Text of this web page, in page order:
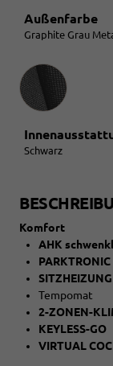
Außenfarbe
Graphite Grau
Innenausstattung
Schwarz
Komfort
AHK
Tempomat
2-ZONEN-
KEYLESS-GO
VIRTUAL